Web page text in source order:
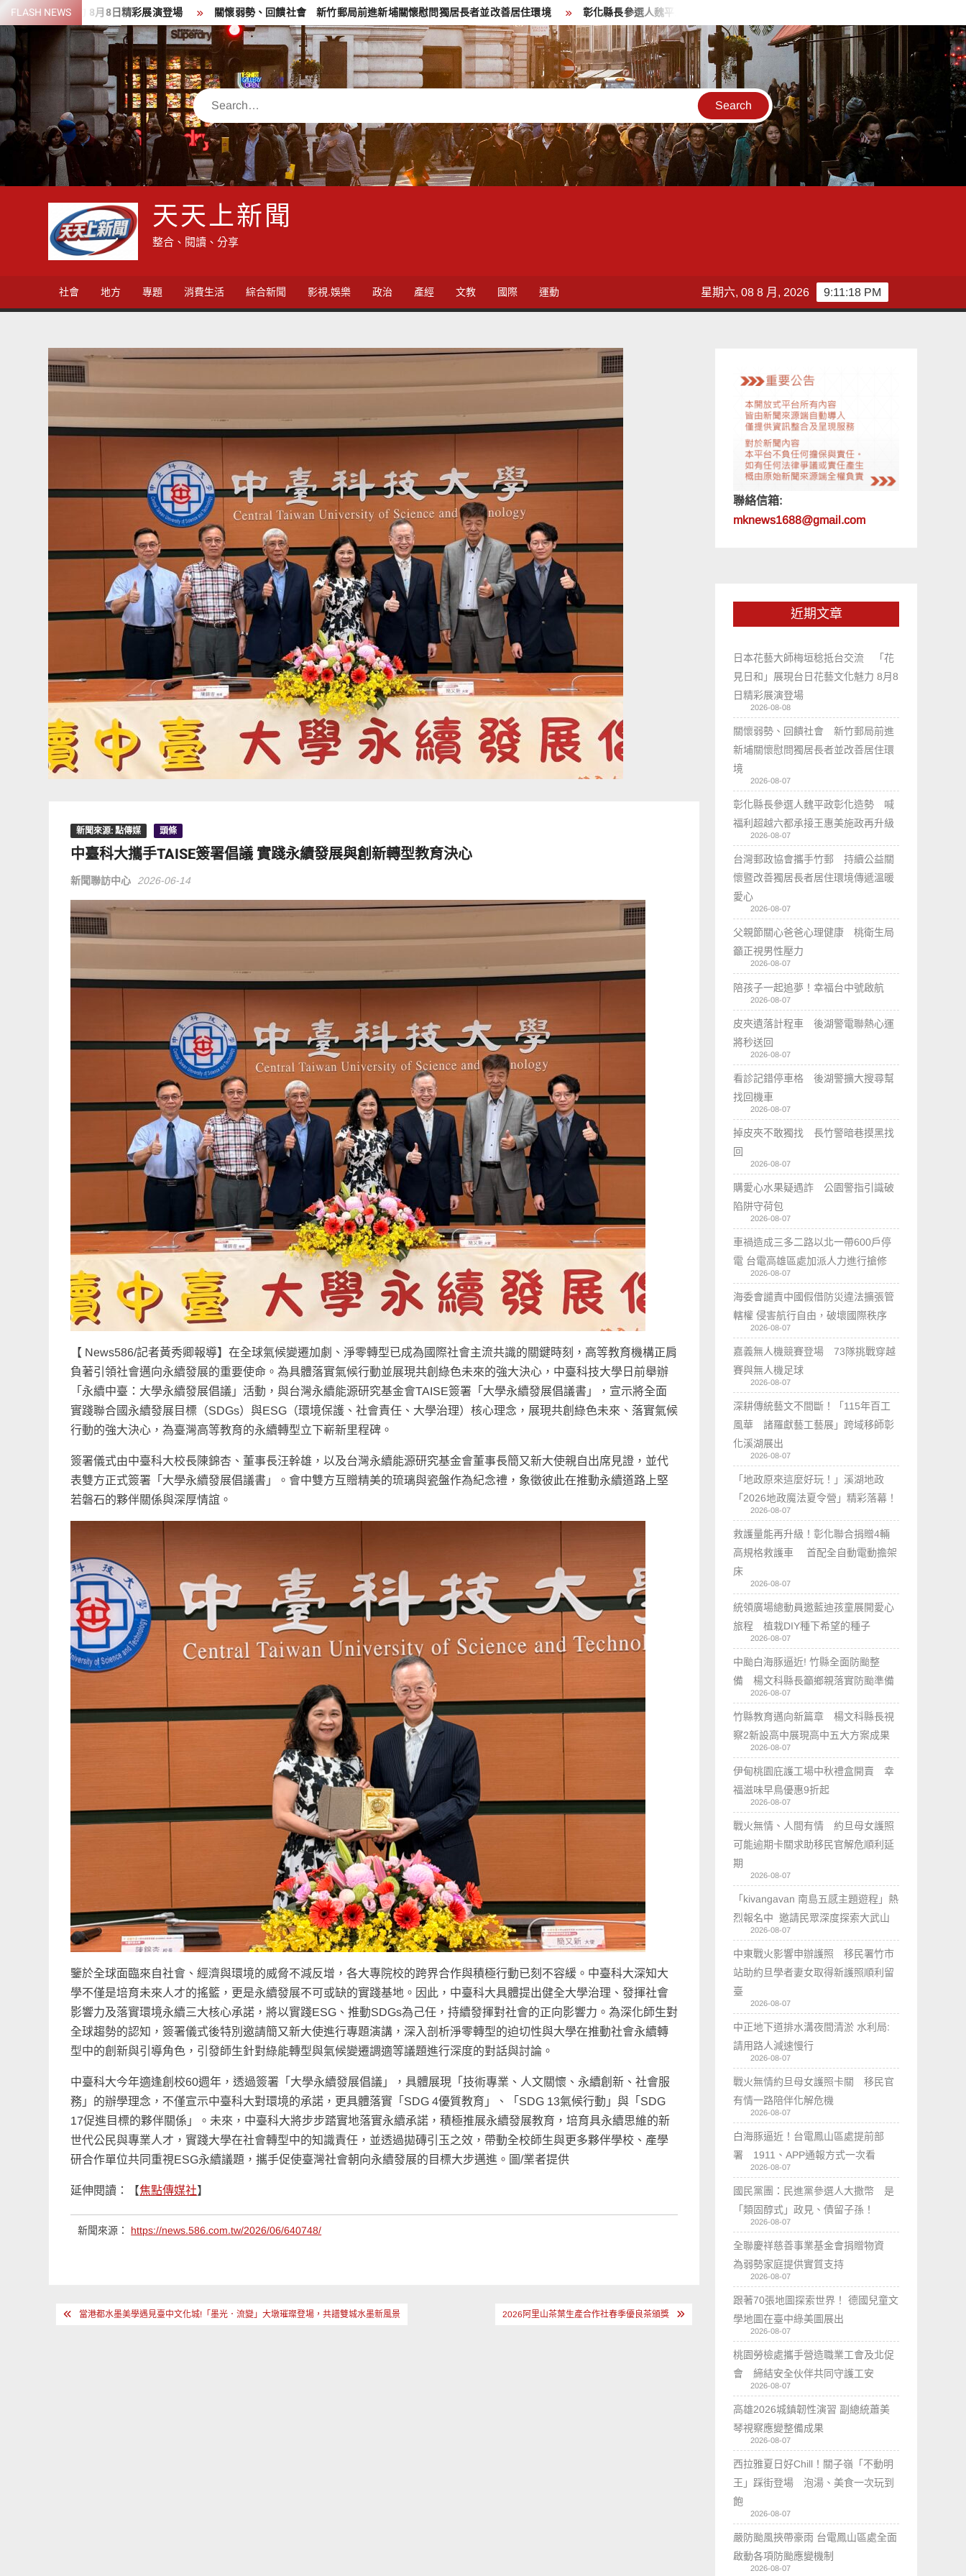
Skip
to
content
FLASH NEWS
力 8月8日精彩展演登場 關懷弱勢、回饋社會 新竹郵局前進新埔關懷慰問獨居長者並改善居住環境 彰化縣長參選人魏平政彰化造勢 喊福利超越六都承接王惠美施政再升級
Search
天天上新聞
整合、閱讀、分享
社會 地方 專題 消費生活 綜合新聞 影視.娛樂 政治 產經 文教 國際 運動 9:11:20 PM
星期六, 08 8 月, 2026
新聞來源: 點傳媒 頭條
中臺科大攜手TAISE簽署倡議 實踐永續發展與創新轉型教育決心
新聞聯訪中心 2026-06-14
【 News586/記者黃秀卿報導】在全球氣候變遷加劇、淨零轉型已成為國際社會主流共識的關鍵時刻，高等教育機構正肩
負著引領社會邁向永續發展的重要使命。為具體落實氣候行動並展現共創綠色未來的強大決心，中臺科技大學日前舉辦
「永續中臺：大學永續發展倡議」活動，與台灣永續能源研究基金會TAISE簽署「大學永續發展倡議書」，宣示將全面
實踐聯合國永續發展目標（SDGs）與ESG（環境保護、社會責任、大學治理）核心理念，展現共創綠色未來、落實氣候
行動的強大決心，為臺灣高等教育的永續轉型立下嶄新里程碑。
簽署儀式由中臺科大校長陳錦杏、董事長汪幹雄，以及台灣永續能源研究基金會董事長簡又新大使親自出席見證，並代
表雙方正式簽署「大學永續發展倡議書」。會中雙方互贈精美的琉璃與瓷盤作為紀念禮，象徵彼此在推動永續道路上堅
若磐石的夥伴關係與深厚情誼。
鑒於全球面臨來自社會、經濟與環境的威脅不減反增，各大專院校的跨界合作與積極行動已刻不容緩。中臺科大深知大
學不僅是培育未來人才的搖籃，更是永續發展不可或缺的實踐基地。因此，中臺科大具體提出健全大學治理、發揮社會
影響力及落實環境永續三大核心承諾，將以實踐ESG、推動SDGs為己任，持續發揮對社會的正向影響力。為深化師生對
全球趨勢的認知，簽署儀式後特別邀請簡又新大使進行專題演講，深入剖析淨零轉型的迫切性與大學在推動社會永續轉
型中的創新與引導角色，引發師生針對綠能轉型與氣候變遷調適等議題進行深度的對話與討論。
中臺科大今年適逢創校60週年，透過簽署「大學永續發展倡議」，具體展現「技術專業、人文關懷、永續創新、社會服
務」的辦學理念，不僅宣示中臺科大對環境的承諾，更具體落實「SDG 4優質教育」、「SDG 13氣候行動」與「SDG
17促進目標的夥伴關係」。未來，中臺科大將步步踏實地落實永續承諾，積極推展永續發展教育，培育具永續思維的新
世代公民與專業人才，實踐大學在社會轉型中的知識責任，並透過拋磚引玉之效，帶動全校師生與更多夥伴學校、產學
研合作單位共同重視ESG永續議題，攜手促使臺灣社會朝向永續發展的目標大步邁進。圖/業者提供
延伸閱讀：【焦點傳媒社】
新聞來源： https://news.586.com.tw/2026/06/640748/
文 當港都水墨美學遇見臺中文化城!「墨光．流變」大墩璀璨登場，共譜雙城水墨新風景 2026阿里山茶葉生產合作社春季優良茶頒獎
聯絡信箱:
mknews1688@gmail.com
近期文章
日本花藝大師梅垣稔抵台交流 「花
見日和」展現台日花藝文化魅力 8月8
日精彩展演登場
2026-08-08
關懷弱勢、回饋社會 新竹郵局前進
新埔關懷慰問獨居長者並改善居住環
境
2026-08-07
彰化縣長參選人魏平政彰化造勢 喊
福利超越六都承接王惠美施政再升級
2026-08-07
台灣郵政協會攜手竹郵 持續公益關
懷暨改善獨居長者居住環境傳遞溫暖
愛心
2026-08-07
父親節關心爸爸心理健康 桃衛生局
籲正視男性壓力
2026-08-07
陪孩子一起追夢！幸福台中號啟航
2026-08-07
皮夾遺落計程車 後湖警電聯熱心運
將秒送回
2026-08-07
看診記錯停車格 後湖警擴大搜尋幫
找回機車
2026-08-07
掉皮夾不敢獨找 長竹警暗巷摸黑找
回
2026-08-07
購愛心水果疑遇詐 公園警指引識破
陷阱守荷包
2026-08-07
車禍造成三多二路以北一帶600戶停
電 台電高雄區處加派人力進行搶修
2026-08-07
海委會譴責中國假借防災違法擴張管
轄權 侵害航行自由，破壞國際秩序
2026-08-07
嘉義無人機競賽登場 73隊挑戰穿越
賽與無人機足球
2026-08-07
深耕傳統藝文不間斷！「115年百工
風華 諸羅獻藝工藝展」跨域移師彰
化溪湖展出
2026-08-07
「地政原來這麼好玩！」溪湖地政
「2026地政魔法夏令營」精彩落幕！
2026-08-07
救護量能再升級！彰化聯合捐贈4輛
高規格救護車 首配全自動電動擔架
床
2026-08-07
統領廣場總動員邀藍迪孩童展開愛心
旅程 植栽DIY種下希望的種子
2026-08-07
中颱白海豚逼近! 竹縣全面防颱整
備 楊文科縣長籲鄉親落實防颱準備
2026-08-07
竹縣教育邁向新篇章 楊文科縣長視
察2新設高中展現高中五大方案成果
2026-08-07
伊甸桃園庇護工場中秋禮盒開賣 幸
福滋味早鳥優惠9折起
2026-08-07
戰火無情、人間有情 約旦母女護照
可能逾期卡關求助移民官解危順利延
期
2026-08-07
「kivangavan 南島五感主題遊程」熱
烈報名中 邀請民眾深度探索大武山
2026-08-07
中東戰火影響申辦護照 移民署竹市
站助約旦學者妻女取得新護照順利留
臺
2026-08-07
中正地下道排水溝夜間清淤 水利局:
請用路人減速慢行
2026-08-07
戰火無情約旦母女護照卡關 移民官
有情一路陪伴化解危機
2026-08-07
白海豚逼近！台電鳳山區處提前部
署 1911、APP通報方式一次看
2026-08-07
國民黨團：民進黨參選人大撒幣 是
「類固醇式」政見、債留子孫！
2026-08-07
全聯慶祥慈善事業基金會捐贈物資
為弱勢家庭提供實質支持
2026-08-07
跟著70張地圖探索世界！ 德國兒童文
學地圖在臺中綠美圖展出
2026-08-07
桃園勞檢處攜手營造職業工會及北促
會 締結安全伙伴共同守護工安
2026-08-07
高雄2026城鎮韌性演習 副總統蕭美
琴視察應變整備成果
2026-08-07
西拉雅夏日好Chill！關子嶺「不動明
王」踩街登場 泡湯、美食一次玩到
飽
2026-08-07
嚴防颱風挾帶豪雨 台電鳳山區處全面
啟動各項防颱應變機制
2026-08-07